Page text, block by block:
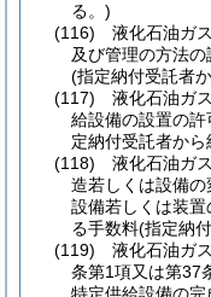
る。)
(116)
液化石油ガ
及び管理の方法
(指定納付受託者
(117)
液化石油ガ
給設備の設置の
定納付受託者か
(118)
液化石油ガ
造若しくは設備の
設備若しくは装
る手数料(指定納
(119)
液化石油ガ
条第1項又は第37